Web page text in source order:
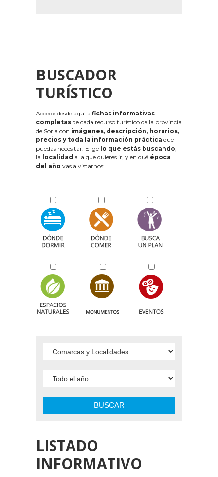
BUSCADOR
TURÍSTICO
Accede desde aquí a fichas informativas
completas de cada recurso turístico de la provincia
de Soria con imágenes, descripción, horarios,
precios y toda la información práctica que
puedas necesitar. Elige lo que estás buscando,
la localidad a la que quieres ir, y en qué época
del año vas a vistarnos:
BUSCAR
LISTADO
INFORMATIVO